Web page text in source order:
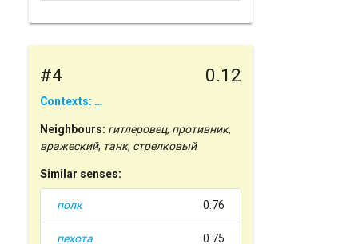
#4 0.12
Contexts: …
Neighbours: гитлеровец, противник,
вражеский, танк, стрелковый
Similar senses:
полк 0.76
пехота 0.75